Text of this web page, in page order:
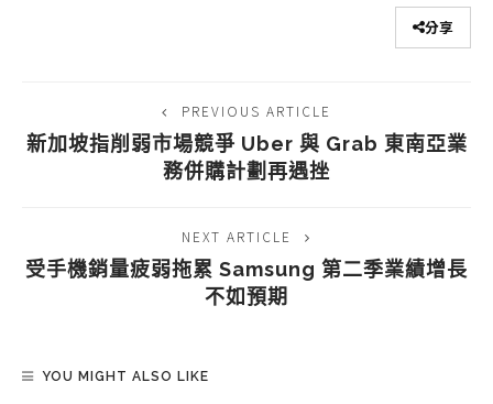
分享
PREVIOUS ARTICLE
新加坡指削弱市場競爭 Uber 與 Grab 東南亞業
務併購計劃再遇挫
NEXT ARTICLE
受手機銷量疲弱拖累 Samsung 第二季業績增長
不如預期
YOU MIGHT ALSO LIKE